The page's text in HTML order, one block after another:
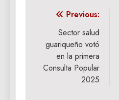
Navegación
entradas
Previous:
Sector salud
guariqueño votó
en la primera
Consulta Popular
2025